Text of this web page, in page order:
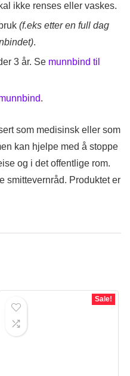
ikke renses eller vaskes.
(f.eks etter en full dag
.
3 år. Se munnbind til
.
som medisinsk eller som
kan hjelpe med å stoppe
og i det offentlige rom.
smittevernråd. Produktet er
Sale!